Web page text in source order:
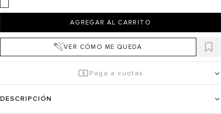
AGREGAR AL CARRITO
VER CÓMO ME QUEDA
Paga a cuotas
DESCRIPCIÓN